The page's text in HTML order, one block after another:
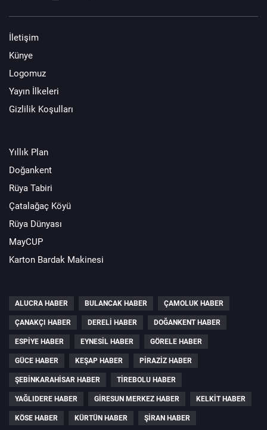
İletişim
Künye
Logomuz
Yayın İlkeleri
Gizlilik Koşulları
Yıllık Plan
Doğankent
Rüya Tabiri
Çatalağaç Köyü
Rüya Dünyası
MayCUP
Karton Bardak Makinesi
ALUCRA HABER BULANCAK HABER ÇAMOLUK HABER
ÇANAKÇI HABER DERELI HABER DOĞANKENT HABER
ESPIYE HABER EYNESIL HABER GÖRELE HABER
GÜCE HABER KEŞAP HABER PIRAZIZ HABER
ŞEBINKARAHISAR HABER TIREBOLU HABER
YAĞLIDERE HABER GIRESUN MERKEZ HABER KELKIT HABER
KÖSE HABER KÜRTÜN HABER ŞIRAN HABER